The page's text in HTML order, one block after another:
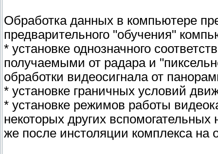
Обработка данных в компьютере
предварительного "обучения"
* установке однозначного
получаемыми от радара и
обработки видеосигнала от
* установке граничных условий
* установке режимов работы
некоторых других
же после инстоляции комплекса на